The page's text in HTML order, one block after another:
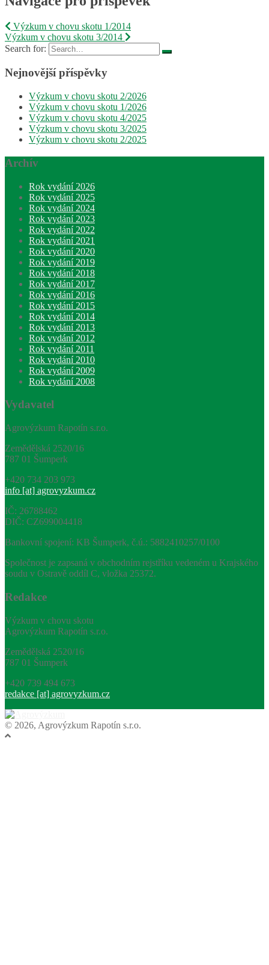
Výzkum v chovu skotu 1/2014
Výzkum v chovu skotu 3/2014
Search for:
Nejnovější příspěvky
Výzkum v chovu skotu 2/2026
Výzkum v chovu skotu 1/2026
Výzkum v chovu skotu 4/2025
Výzkum v chovu skotu 3/2025
Výzkum v chovu skotu 2/2025
Archív
Rok vydání 2026
Rok vydání 2025
Rok vydání 2024
Rok vydání 2023
Rok vydání 2022
Rok vydání 2021
Rok vydání 2020
Rok vydání 2019
Rok vydání 2018
Rok vydání 2017
Rok vydání 2016
Rok vydání 2015
Rok vydání 2014
Rok vydání 2013
Rok vydání 2012
Rok vydání 2011
Rok vydání 2010
Rok vydání 2009
Rok vydání 2008
Vydavatel
Agrovýzkum Rapotín s.r.o.
Zemědělská 2520/16
787 01 Šumperk
+420 734 203 973
info [at] agrovyzkum.cz
IČ: 26788462
DIČ: CZ699004418
Bankovní spojení: KB Šumperk, č.ú.: 5882410257/0100
Společnost je zapsaná v obchodním rejstříku vedeném u Krajského
soudu v Ostravě oddíl C, vložka 25372.
Redakce
Výzkum v chovu skotu
Agrovýzkum Rapotín s.r.o.
Zemědělská 2520/16
787 01 Šumperk
+420 739 494 673
redakce [at] agrovyzkum.cz
© 2026, Agrovýzkum Rapotín s.r.o.